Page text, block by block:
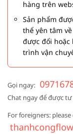
hàng trên
Sản phẩm
thể yên tâm
được đổi
trình vận
Gọi ngay:
Chat ngay để được tư
For foreigners: